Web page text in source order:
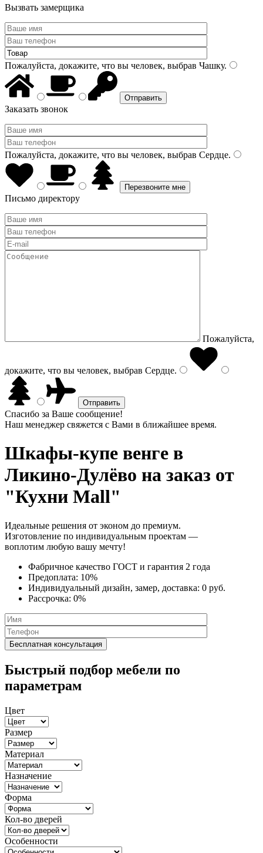
Вызвать замерщика
Пожалуйста, докажите, что вы человек, выбрав Чашку.
Заказать звонок
Пожалуйста, докажите, что вы человек, выбрав Сердце.
Письмо директору
Пожалуйста,
докажите, что вы человек, выбрав Сердце.
Спасибо за Ваше сообщение!
Наш менеджер свяжется с Вами в ближайшее время.
Шкафы-купе венге в
Ликино-Дулёво на заказ от
"Кухни Mall"
Идеальные решения от эконом до премиум.
Изготовление по индивидуальным проектам —
воплотим любую вашу мечту!
Фабричное качество ГОСТ и гарантия 2 года
Предоплата: 10%
Индивидуальный дизайн, замер, доставка: 0 руб.
Рассрочка: 0%
Быстрый подбор мебели по
параметрам
Цвет
Размер
Материал
Назначение
Форма
Кол-во дверей
Особенности